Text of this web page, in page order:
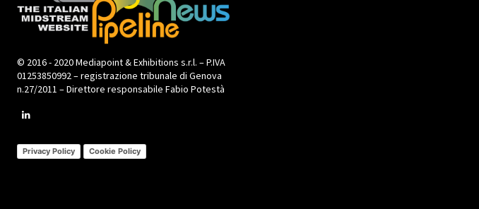
© 2016 - 2020 Mediapoint & Exhibitions s.r.l. – P.IVA
01253850992 – registrazione tribunale di Genova
n.27/2011 – Direttore responsabile Fabio Potestà
Privacy Policy Cookie Policy